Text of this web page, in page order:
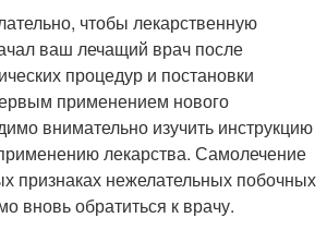
чтобы лекарственную
ваш лечащий врач после
процедур и постановки
применением нового
внимательно изучить инструкцию
лекарства. Самолечение
признаках нежелательных побочных
вновь обратиться к врачу.